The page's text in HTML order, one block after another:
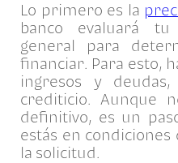
Lo primero es la
banco evaluará tu
general para
financiar. Para esto,
ingresos y
crediticio. Aunque
definitivo, es un
estás en
la solicitud.